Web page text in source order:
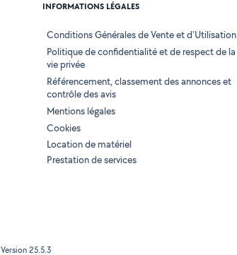
INFORMATIONS LÉGALES
Conditions Générales de Vente et d'Utilisation
Politique de confidentialité et de respect de la
vie privée
Référencement, classement des annonces et
contrôle des avis
Mentions légales
Cookies
Location de matériel
Prestation de services
Version 25.5.3